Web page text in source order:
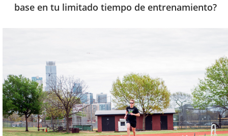
base en tu limitado tiempo de entrenamiento?